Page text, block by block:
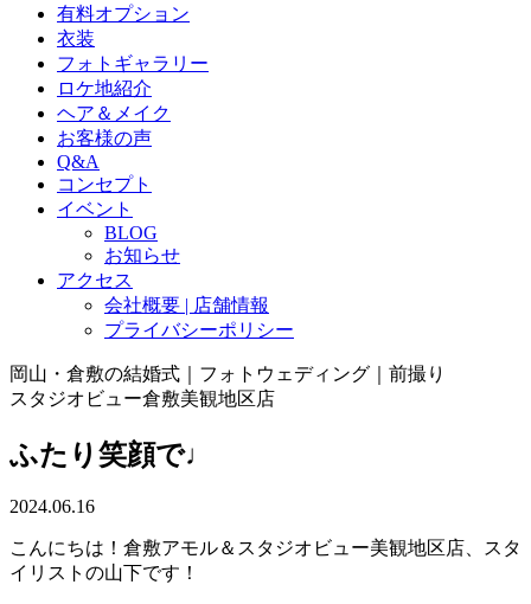
有料オプション
衣装
フォトギャラリー
ロケ地紹介
ヘア＆メイク
お客様の声
Q&A
コンセプト
イベント
BLOG
お知らせ
アクセス
会社概要 | 店舗情報
プライバシーポリシー
岡山・倉敷の結婚式｜フォトウェディング｜前撮り
スタジオビュー倉敷美観地区店
ふたり笑顔で♩
2024.06.16
こんにちは！倉敷アモル＆スタジオビュー美観地区店、スタ
イリストの山下です！